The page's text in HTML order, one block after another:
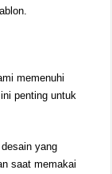
memenuhi
penting untuk
yang
saat memakai